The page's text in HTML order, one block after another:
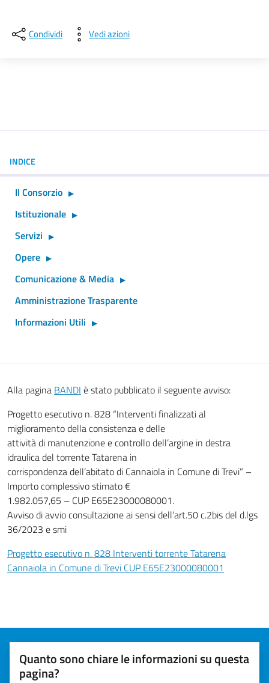
Condividi Vedi azioni
INDICE
Il Consorzio
Istituzionale
Servizi
Opere
Comunicazione & Media
Amministrazione Trasparente
Informazioni Utili
Alla pagina BANDI è stato pubblicato il seguente avviso:
Progetto esecutivo n. 828 “Interventi finalizzati al
miglioramento della consistenza e delle
attività di manutenzione e controllo dell’argine in destra
idraulica del torrente Tatarena in
corrispondenza dell’abitato di Cannaiola in Comune di Trevi” –
Importo complessivo stimato €
1.982.057,65 – CUP E65E23000080001.
Avviso di avvio consultazione ai sensi dell’art.50 c.2bis del d.lgs
36/2023 e smi
Progetto esecutivo n. 828 Interventi torrente Tatarena
Cannaiola in Comune di Trevi CUP E65E23000080001
Quanto sono chiare le informazioni su questa
pagina?